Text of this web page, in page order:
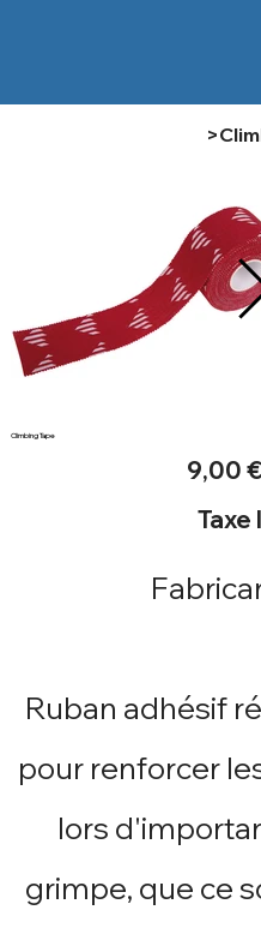
>
Climbing Tape
Prix
d’origine
9,00 €
Taxe
Ruban adhésif
pour renforcer
lors
grimpe, que ce